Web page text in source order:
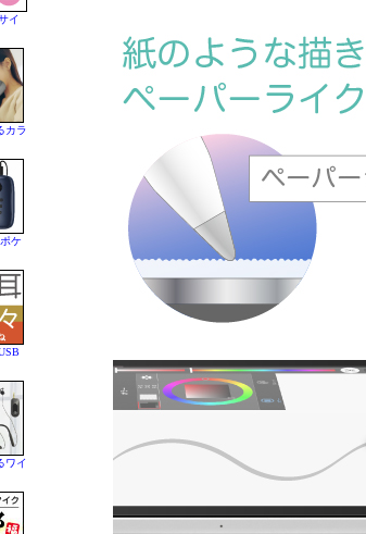
イ
カラ
ケ
ワイ